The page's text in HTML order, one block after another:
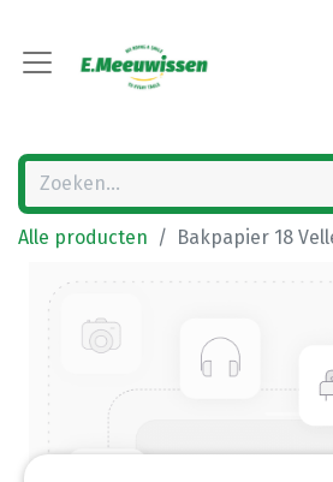
Alle producten Bakpapier 18